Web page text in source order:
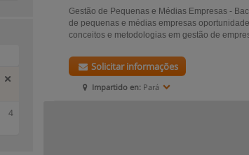
Gestão de Pequenas e Médias Empresas -
de pequenas e médias empresas
conceitos e metodologias em gestão de
Impartido en: Pará
Solicitar informações
4